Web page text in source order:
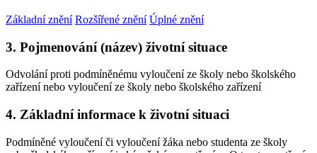
Základní znění Rozšířené znění Úplné znění
3. Pojmenování (název) životní situace
Odvolání proti podmíněnému vyloučení ze školy nebo školského
zařízení nebo vyloučení ze školy nebo školského zařízení
4. Základní informace k životní situaci
Podmíněné vyloučení či vyloučení žáka nebo studenta ze školy